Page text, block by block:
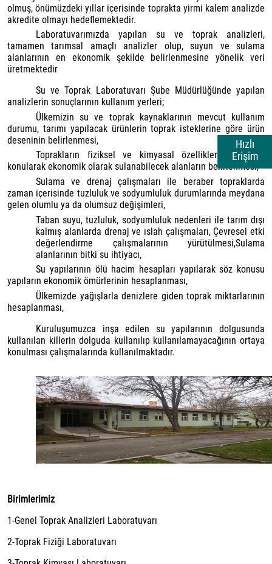
Hızlı
Erişim
olmuş, önümüzdeki yıllar içerisinde toprakta yirmi kalem analizde
akredite olmayı hedeflemektedir.
Laboratuvarımızda yapılan su ve toprak analizleri,
tamamen tarımsal amaçlı analizler olup, suyun ve sulama
alanlarının en ekonomik şekilde belirlenmesine yönelik veri
üretmektedir
Su ve Toprak Laboratuvarı Şube Müdürlüğünde yapılan
analizlerin sonuçlarının kullanım yerleri;
Ülkemizin su ve toprak kaynaklarının mevcut kullanım
durumu, tarımı yapılacak ürünlerin toprak isteklerine göre ürün
deseninin belirlenmesi,
Toprakların fiziksel ve kimyasal özelliklerinin ortaya
konularak ekonomik olarak sulanabilecek alanların belirlenmesi,
Sulama ve drenaj çalışmaları ile beraber topraklarda
zaman içerisinde tuzluluk ve sodyumluluk durumlarında meydana
gelen olumlu ya da olumsuz değişimleri,
Taban suyu, tuzluluk, sodyumluluk nedenleri ile tarım dışı
kalmış alanlarda drenaj ve ıslah çalışmaları, Çevresel etki
değerlendirme çalışmalarının yürütülmesi,Sulama
alanlarının bitki su ihtiyacı,
Su yapılarının ölü hacim hesapları yapılarak söz konusu
yapıların ekonomik ömürlerinin hesaplanması,
Ülkemizde yağışlarla denizlere giden toprak miktarlarının
hesaplanması,
Kuruluşumuzca inşa edilen su yapılarının dolgusunda
kullanılan killerin dolguda kullanılıp kullanılamayacağının ortaya
konulması çalışmalarında kullanılmaktadır.
Birimlerimiz
1-Genel Toprak Analizleri Laboratuvarı
2-Toprak Fiziği Laboratuvarı